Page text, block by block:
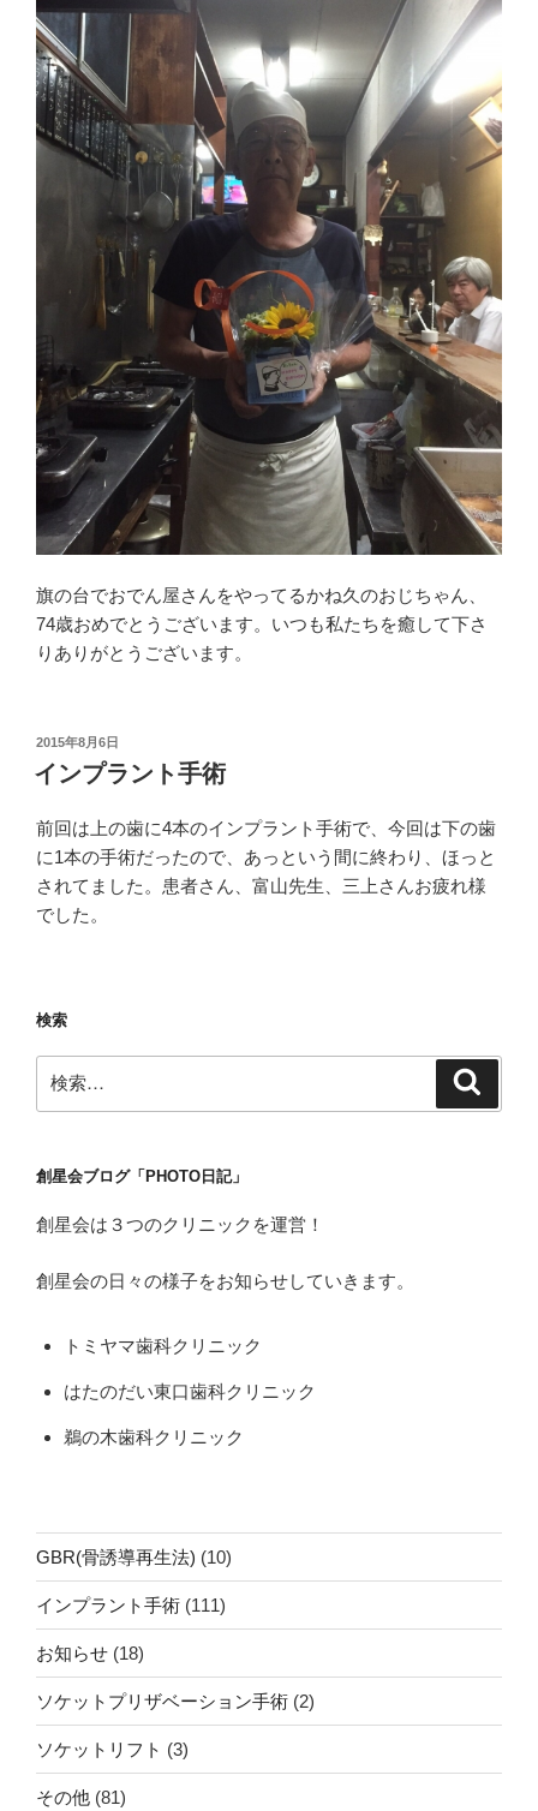
旗の台でおでん屋さんをやってるかね久のおじちゃん、
74歳おめでとうございます。いつも私たちを癒して下さ
りありがとうございます。
投
日:
2015年8月6日
インプラント手術
前回は上の歯に4本のインプラント手術で、今回は下の歯
に1本の手術だったので、あっという間に終わり、ほっと
されてました。患者さん、富山先生、三上さんお疲れ様
でした。
検索
索:
創星会ブログ「PHOTO日記」
創星会は３つのクリニックを運営！
創星会の日々の様子をお知らせしていきます。
トミヤマ歯科クリニック
はたのだい東口歯科クリニック
鵜の木歯科クリニック
GBR(骨誘導再生法) (10)
インプラント手術 (111)
お知らせ (18)
ソケットプリザベーション手術 (2)
ソケットリフト (3)
その他 (81)